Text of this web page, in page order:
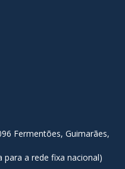
Fermentões, Guimarães,
para a rede fixa nacional)